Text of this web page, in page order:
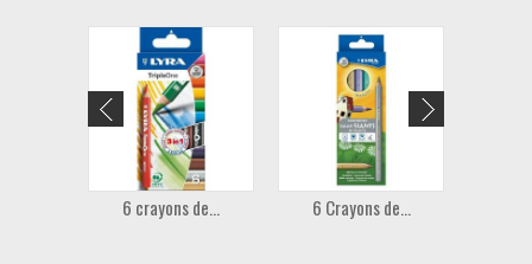
6 crayons de... 6 Crayons de...